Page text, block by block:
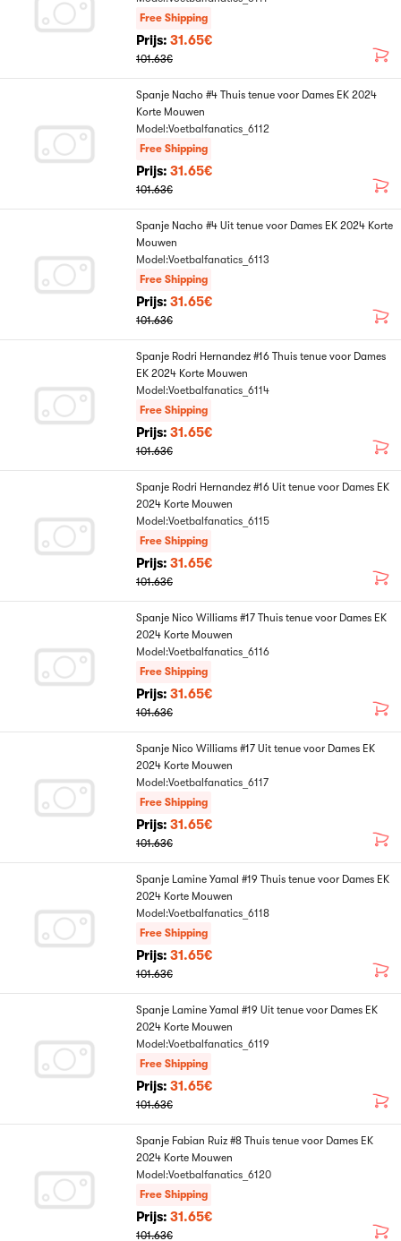
Free Shipping
Prijs: 31.65€
101.63€
Spanje Nacho #4 Thuis tenue voor Dames EK 2024
Korte Mouwen
Model:Voetbalfanatics_6112
Free Shipping
Prijs: 31.65€
101.63€
Spanje Nacho #4 Uit tenue voor Dames EK 2024 Korte
Mouwen
Model:Voetbalfanatics_6113
Free Shipping
Prijs: 31.65€
101.63€
Spanje Rodri Hernandez #16 Thuis tenue voor Dames
EK 2024 Korte Mouwen
Model:Voetbalfanatics_6114
Free Shipping
Prijs: 31.65€
101.63€
Spanje Rodri Hernandez #16 Uit tenue voor Dames EK
2024 Korte Mouwen
Model:Voetbalfanatics_6115
Free Shipping
Prijs: 31.65€
101.63€
Spanje Nico Williams #17 Thuis tenue voor Dames EK
2024 Korte Mouwen
Model:Voetbalfanatics_6116
Free Shipping
Prijs: 31.65€
101.63€
Spanje Nico Williams #17 Uit tenue voor Dames EK
2024 Korte Mouwen
Model:Voetbalfanatics_6117
Free Shipping
Prijs: 31.65€
101.63€
Spanje Lamine Yamal #19 Thuis tenue voor Dames EK
2024 Korte Mouwen
Model:Voetbalfanatics_6118
Free Shipping
Prijs: 31.65€
101.63€
Spanje Lamine Yamal #19 Uit tenue voor Dames EK
2024 Korte Mouwen
Model:Voetbalfanatics_6119
Free Shipping
Prijs: 31.65€
101.63€
Spanje Fabian Ruiz #8 Thuis tenue voor Dames EK
2024 Korte Mouwen
Model:Voetbalfanatics_6120
Free Shipping
Prijs: 31.65€
101.63€